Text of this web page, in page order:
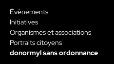
Évènements
Initiatives
Organismes et associations
Portraits citoyens
donormyl sans ordonnance